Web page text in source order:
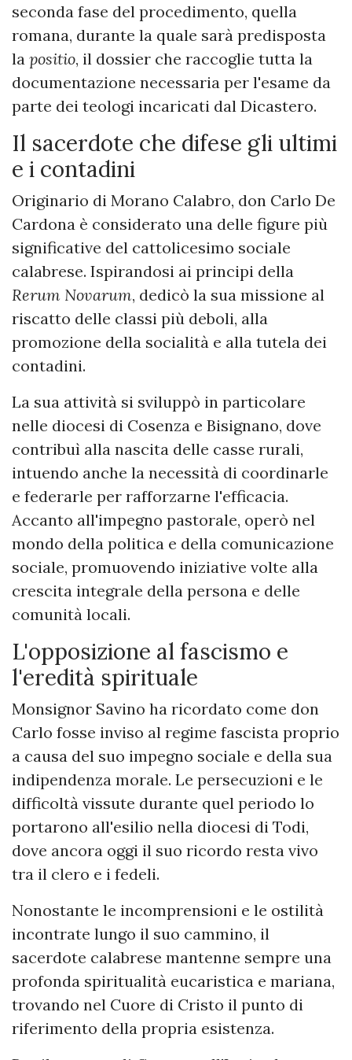
seconda fase del procedimento, quella
romana, durante la quale sarà predisposta
la positio, il dossier che raccoglie tutta la
documentazione necessaria per l'esame da
parte dei teologi incaricati dal Dicastero.
Il sacerdote che difese gli ultimi
e i contadini
Originario di Morano Calabro, don Carlo De
Cardona è considerato una delle figure più
significative del cattolicesimo sociale
calabrese. Ispirandosi ai principi della
Rerum Novarum, dedicò la sua missione al
riscatto delle classi più deboli, alla
promozione della socialità e alla tutela dei
contadini.
La sua attività si sviluppò in particolare
nelle diocesi di Cosenza e Bisignano, dove
contribuì alla nascita delle casse rurali,
intuendo anche la necessità di coordinarle
e federarle per rafforzarne l'efficacia.
Accanto all'impegno pastorale, operò nel
mondo della politica e della comunicazione
sociale, promuovendo iniziative volte alla
crescita integrale della persona e delle
comunità locali.
L'opposizione al fascismo e
l'eredità spirituale
Monsignor Savino ha ricordato come don
Carlo fosse inviso al regime fascista proprio
a causa del suo impegno sociale e della sua
indipendenza morale. Le persecuzioni e le
difficoltà vissute durante quel periodo lo
portarono all'esilio nella diocesi di Todi,
dove ancora oggi il suo ricordo resta vivo
tra il clero e i fedeli.
Nonostante le incomprensioni e le ostilità
incontrate lungo il suo cammino, il
sacerdote calabrese mantenne sempre una
profonda spiritualità eucaristica e mariana,
trovando nel Cuore di Cristo il punto di
riferimento della propria esistenza.